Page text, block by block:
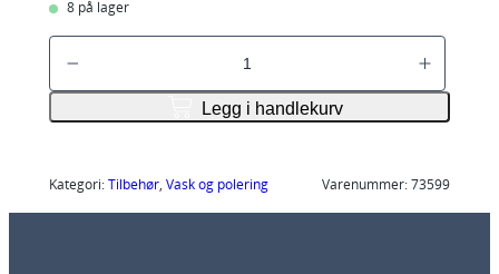
8 på lager
3
7
8
Legg i handlekurv
Kategori:Tilbehør, Vask og polering Varenummer:73599